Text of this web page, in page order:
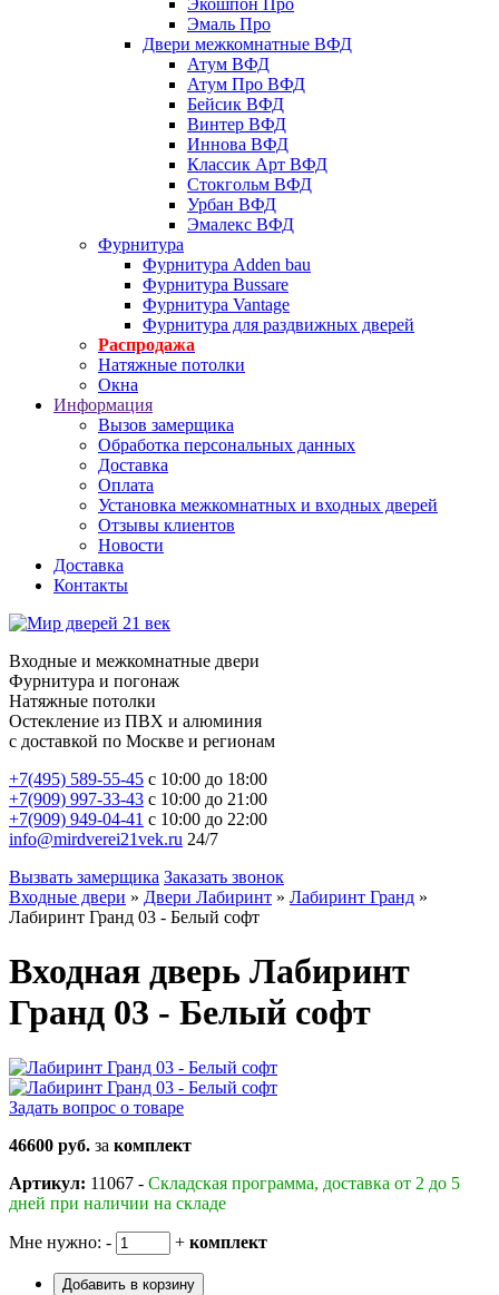
Экошпон Про
Эмаль Про
Двери межкомнатные ВФД
Атум ВФД
Атум Про ВФД
Бейсик ВФД
Винтер ВФД
Иннова ВФД
Классик Арт ВФД
Стокгольм ВФД
Урбан ВФД
Эмалекс ВФД
Фурнитура
Фурнитура Adden bau
Фурнитура Bussare
Фурнитура Vantage
Фурнитура для раздвижных дверей
Распродажа
Натяжные потолки
Окна
Информация
Вызов замерщика
Обработка персональных данных
Доставка
Оплата
Установка межкомнатных и входных дверей
Отзывы клиентов
Новости
Доставка
Контакты
Входные и межкомнатные двери
Фурнитура и погонаж
Натяжные потолки
Остекление из ПВХ и алюминия
с доставкой по Москве и регионам
+7(495) 589-55-45 с 10:00 до 18:00
+7(909) 997-33-43 с 10:00 до 21:00
+7(909) 949-04-41 с 10:00 до 22:00
info@mirdverei21vek.ru 24/7
Вызвать замерщика Заказать звонок
Входные двери » Двери Лабиринт » Лабиринт Гранд »
Лабиринт Гранд 03 - Белый софт
Входная дверь Лабиринт
Гранд 03 - Белый софт
Задать вопрос о товаре
46600 руб. за комплект
Артикул: 11067 - Складская программа, доставка от 2 до 5
дней при наличии на складе
Мне нужно: - + комплект
Добавить в корзину